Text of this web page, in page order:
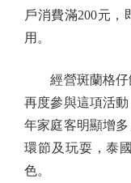
戶消費滿200元，
用。
經營斑蘭格仔
再度參與這項活
年家庭客明顯增
環節及玩耍，泰
色。